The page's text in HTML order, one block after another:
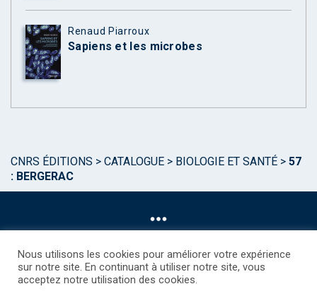
Renaud Piarroux
Sapiens et les microbes
CNRS ÉDITIONS > CATALOGUE > BIOLOGIE ET SANTÉ > 57
: BERGERAC
©CNRS EDITIONS 2025
Nous utilisons les cookies pour améliorer votre expérience
sur notre site. En continuant à utiliser notre site, vous
acceptez notre utilisation des cookies.